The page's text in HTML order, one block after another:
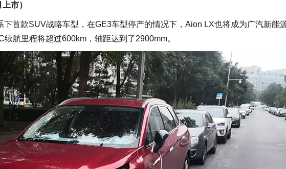
市）
款SUV战略车型，在GE3车型停产的情况下，Aion LX也将成为广汽新能
航里程将超过600km，轴距达到了2900mm。